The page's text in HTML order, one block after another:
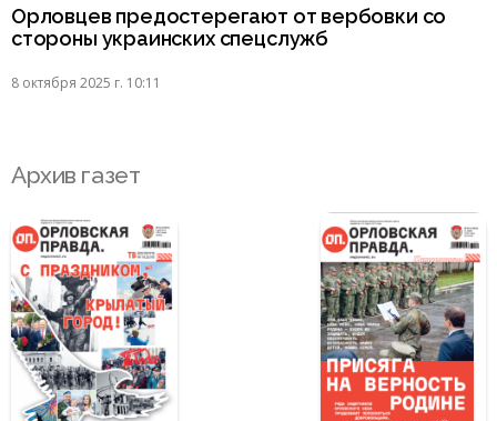
Орловцев предостерегают от вербовки со
стороны украинских спецслужб
8 октября 2025 г. 10:11
Архив газет